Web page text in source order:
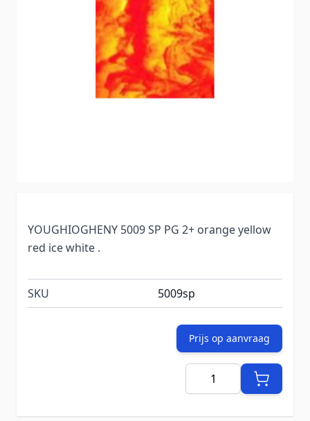
YOUGHIOGHENY 5009 SP PG 2+ orange yellow
red ice white .
SKU 5009sp
Prijs op aanvraag
Aantal